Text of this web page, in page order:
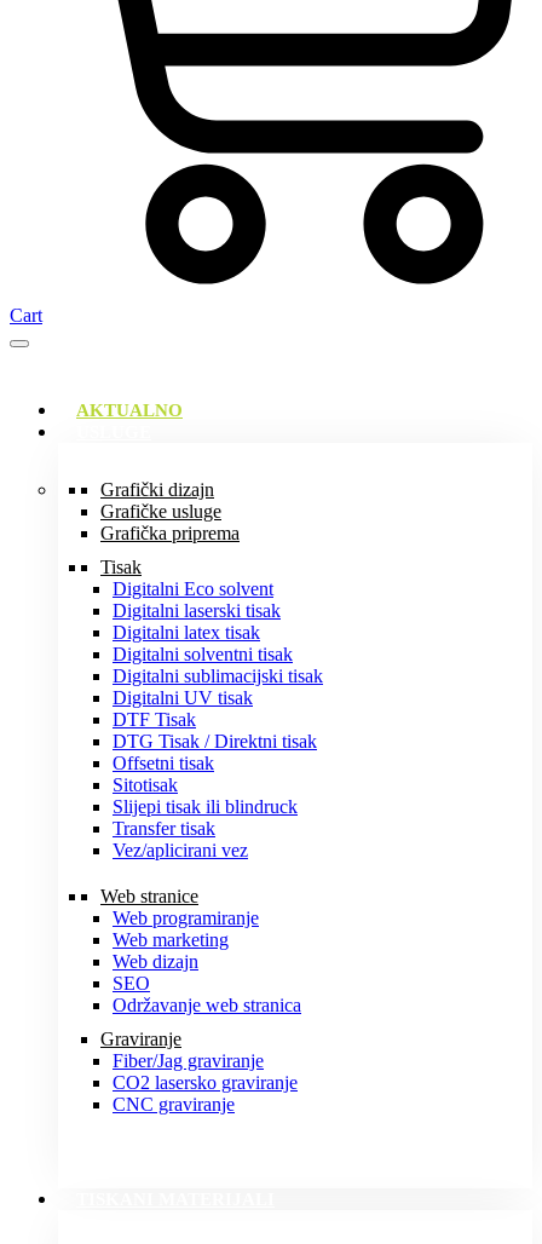
Cart
AKTUALNO
Grafički dizajn
Grafičke usluge
Grafička priprema
Tisak
Digitalni Eco solvent
Digitalni laserski tisak
Digitalni latex tisak
Digitalni solventni tisak
Digitalni sublimacijski tisak
Digitalni UV tisak
DTF Tisak
DTG Tisak / Direktni tisak
Offsetni tisak
Sitotisak
Slijepi tisak ili blindruck
Transfer tisak
Vez/aplicirani vez
Web stranice
Web programiranje
Web marketing
Web dizajn
SEO
Održavanje web stranica
Graviranje
Fiber/Jag graviranje
CO2 lasersko graviranje
CNC graviranje